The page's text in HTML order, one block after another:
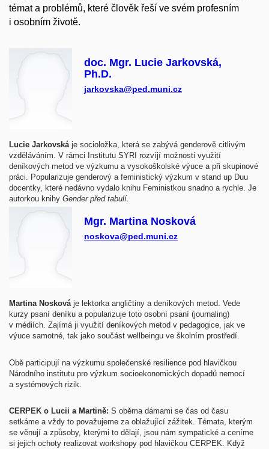
témat a problémů, které člověk řeší ve svém profesním
i osobním životě.
doc. Mgr. Lucie Jarkovská,
Ph.D.
jarkovska@ped.muni.cz
Lucie Jarkovská je socioložka, která se zabývá genderově citlivým
vzděláváním. V rámci Institutu SYRI rozvíjí možnosti využití
deníkových metod ve výzkumu a vysokoškolské výuce a při skupinové
práci. Popularizuje genderový a feministický výzkum v stand up Duu
docentky, které nedávno vydalo knihu Feministkou snadno a rychle. Je
autorkou knihy Gender před tabulí.
Mgr. Martina Nosková
noskova@ped.muni.cz
Martina Nosková je lektorka angličtiny a deníkových metod. Vede
kurzy psaní deníku a popularizuje toto osobní psaní (journaling)
v médiích. Zajímá ji využití deníkových metod v pedagogice, jak ve
výuce samotné, tak jako součást wellbeingu ve školním prostředí.
Obě participují na výzkumu společenské resilience pod hlavičkou
Národního institutu pro výzkum socioekonomických dopadů nemocí
a systémových rizik.
CERPEK o Lucii a Martině: S oběma dámami se čas od času
setkáme a vždy to považujeme za oblažující zážitek. Témata, kterým
se věnují a způsoby, kterými to dělají, jsou nám sympatické a ceníme
si jejich ochoty realizovat workshopy pod hlavičkou CERPEK. Když